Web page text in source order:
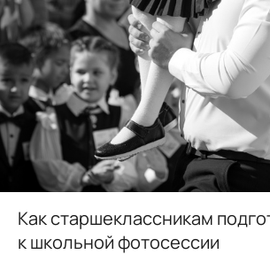
Как старшеклассникам
к школьной фотосессии